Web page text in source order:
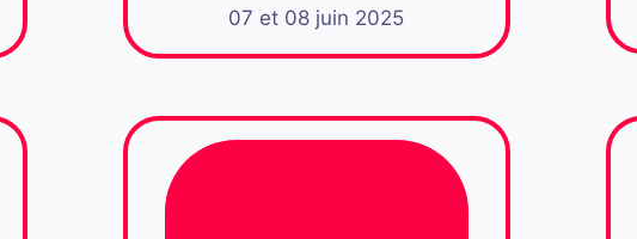
07 et 08 juin 2025